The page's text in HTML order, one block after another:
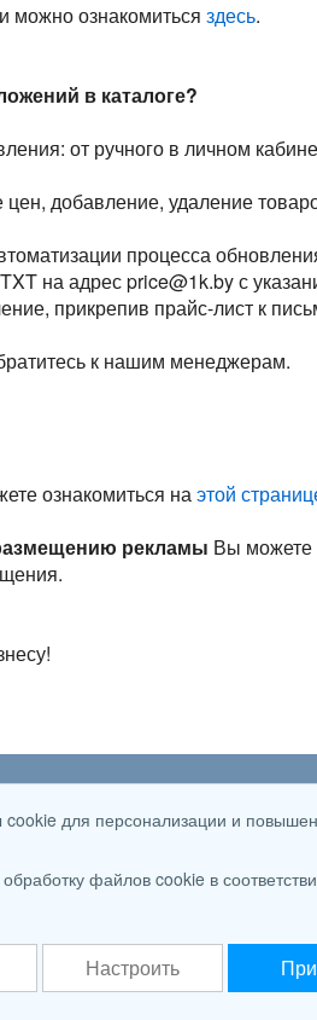
можно ознакомиться здесь.
в каталоге?
от ручного в личном
добавление, удаление
процесса
на адрес price@1k.by с
прикрепив прайс-лист к
к нашим менеджерам.
ознакомиться наэтой
рекламы Вы можете
для персонализации и
файлов cookie в
Настроить
Новые категории
Стилусы
Аксессуары для моек высокого
Тепловизоры и пирометры